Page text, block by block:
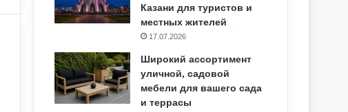
Казани для туристов и
местных жителей
17.07.2026
Широкий ассортимент
уличной, садовой
мебели для вашего сада
и террасы